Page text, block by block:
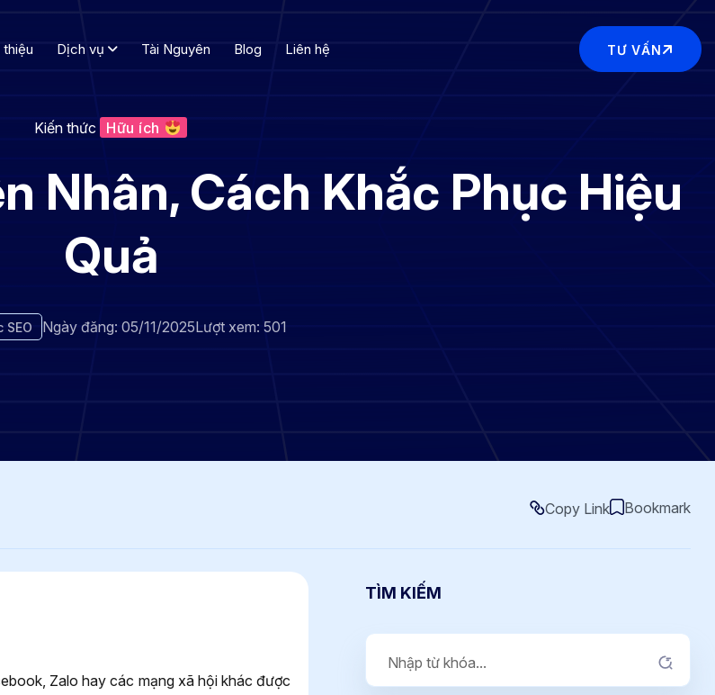
thiệu Dịch vụ Tài Nguyên Blog Liên hệ TƯ VẤN
Kiến thức Hữu ích
Nhân, Cách Khắc Phục Hiệu
Quả
SEO Ngày đăng: 05/11/2025Lượt xem: 501
Copy Link Bookmark
Zalo hay các mạng xã hội khác được
TÌM KIẾM